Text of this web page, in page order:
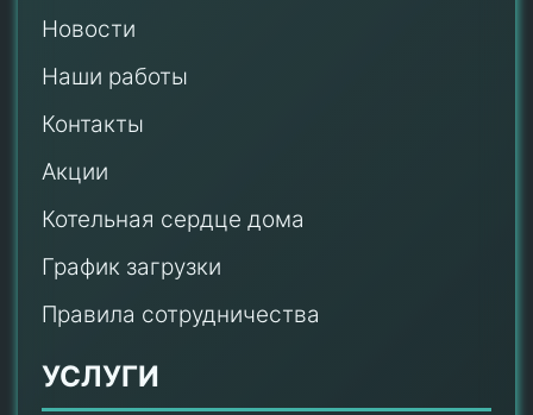
Новости
Наши работы
Контакты
Акции
Котельная сердце дома
График загрузки
Правила сотрудничества
УСЛУГИ